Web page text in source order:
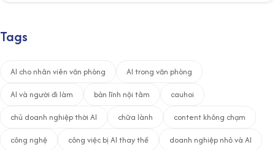
Tags
AI cho nhân viên văn phòng
AI trong văn phòng
AI và người đi làm
bản lĩnh nội tâm
cauhoi
chủ doanh nghiệp thời AI
chữa lành
content không chạm
công nghệ
công việc bị AI thay thế
doanh nghiệp nhỏ và AI